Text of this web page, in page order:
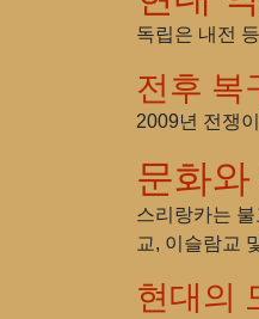
독립은 내전
전후 복
2009년 전쟁
문화
스리랑카는
교, 이슬람교
현대의